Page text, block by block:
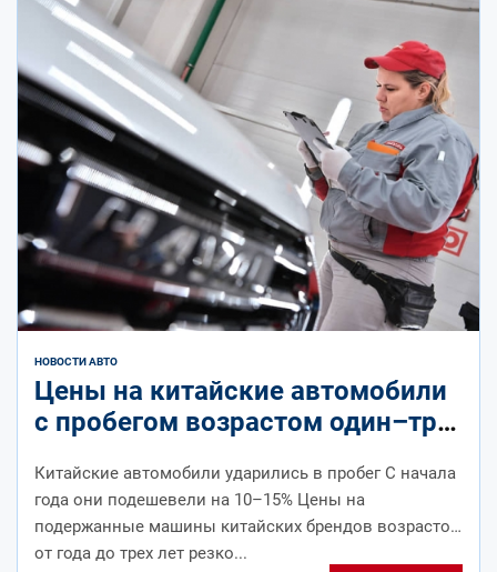
НОВОСТИ АВТО
Цены на китайские автомобили
с пробегом возрастом один–три
Китайские автомобили ударились в пробег С начала
года они подешевели на 10–15% Цены на
подержанные машины китайских брендов возрастом
от года до трех лет резко...